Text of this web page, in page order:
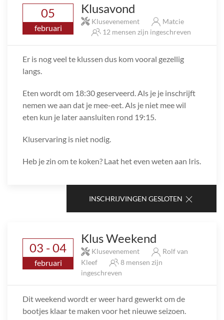
05
februari
Klusavond
Klusevenement
Matcie
12 mensen zijn ingeschreven
Er is nog veel te klussen dus kom vooral gezellig
langs.
Eten wordt om 18:30 geserveerd. Als je je inschrijft
nemen we aan dat je mee-eet. Als je niet mee wil
eten kun je later aansluiten rond 19:15.
Kluservaring is niet nodig.
Heb je zin om te koken? Laat het even weten aan Iris.
INSCHRIJVINGEN GESLOTEN
03 - 04
februari
Klus Weekend
Klusevenement
Rolf van
Kleef
8 mensen zijn
ingeschreven
Dit weekend wordt er weer hard gewerkt om de
bootjes klaar te maken voor het nieuwe seizoen.